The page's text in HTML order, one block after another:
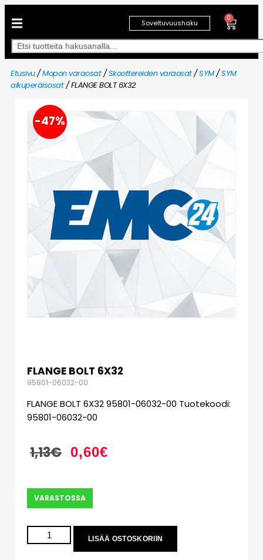
Soveltuvuushaku
0
Etusivu/Mopon varaosat/Skoottereiden varaosat/SYM/SYM
alkuperäisosat/ FLANGE BOLT 6X32
-47%
FLANGE BOLT 6X32
95801-06032-00
FLANGE BOLT 6X32 95801-06032-00 Tuotekoodi:
95801-06032-00
1,13€ 0,60€
VARASTOSSA
LISÄÄ OSTOSKORIIN